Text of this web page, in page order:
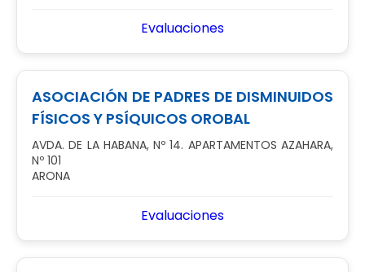
Evaluaciones
ASOCIACIÓN DE PADRES DE DISMINUIDOS
FÍSICOS Y PSÍQUICOS OROBAL
AVDA. DE LA HABANA, Nº 14. APARTAMENTOS AZAHARA,
Nº 101
ARONA
Evaluaciones